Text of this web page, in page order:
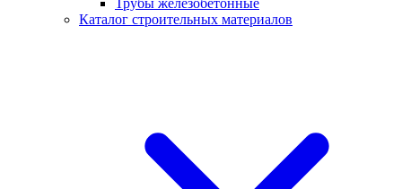
Трубы железобетонные
Каталог строительных материалов